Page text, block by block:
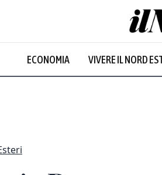
ECONOMIA VIVERE IL NORD